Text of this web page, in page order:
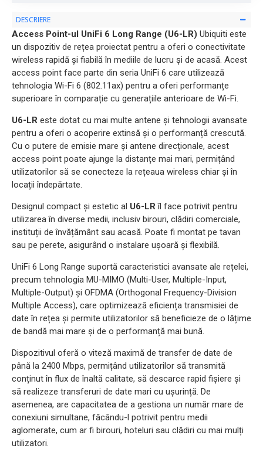
DESCRIERE
Access Point-ul UniFi 6 Long Range (U6-LR) Ubiquiti este
un dispozitiv de rețea proiectat pentru a oferi o conectivitate
wireless rapidă și fiabilă în mediile de lucru și de acasă. Acest
access point face parte din seria UniFi 6 care utilizează
tehnologia Wi-Fi 6 (802.11ax) pentru a oferi performanțe
superioare în comparație cu generațiile anterioare de Wi-Fi.
U6-LR este dotat cu mai multe antene și tehnologii avansate
pentru a oferi o acoperire extinsă și o performanță crescută.
Cu o putere de emisie mare și antene direcționale, acest
access point poate ajunge la distanțe mai mari, permițând
utilizatorilor să se conecteze la rețeaua wireless chiar și în
locații îndepărtate.
Designul compact și estetic al U6-LRîl face potrivit pentru
utilizarea în diverse medii, inclusiv birouri, clădiri comerciale,
instituții de învățământ sau acasă. Poate fi montat pe tavan
sau pe perete, asigurând o instalare ușoară și flexibilă.
UniFi 6 Long Range suportă caracteristici avansate ale rețelei,
precum tehnologia MU-MIMO (Multi-User, Multiple-Input,
Multiple-Output) și OFDMA (Orthogonal Frequency-Division
Multiple Access), care optimizează eficiența transmisiei de
date în rețea și permite utilizatorilor să beneficieze de o lățime
de bandă mai mare și de o performanță mai bună.
Dispozitivul oferă o viteză maximă de transfer de date de
până la 2400 Mbps, permițând utilizatorilor să transmită
conținut în flux de înaltă calitate, să descarce rapid fișiere și
să realizeze transferuri de date mari cu ușurință. De
asemenea, are capacitatea de a gestiona un număr mare de
conexiuni simultane, făcându-l potrivit pentru medii
aglomerate, cum ar fi birouri, hoteluri sau clădiri cu mai mulți
utilizatori.